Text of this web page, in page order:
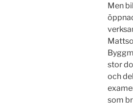
Men
stor
och
som